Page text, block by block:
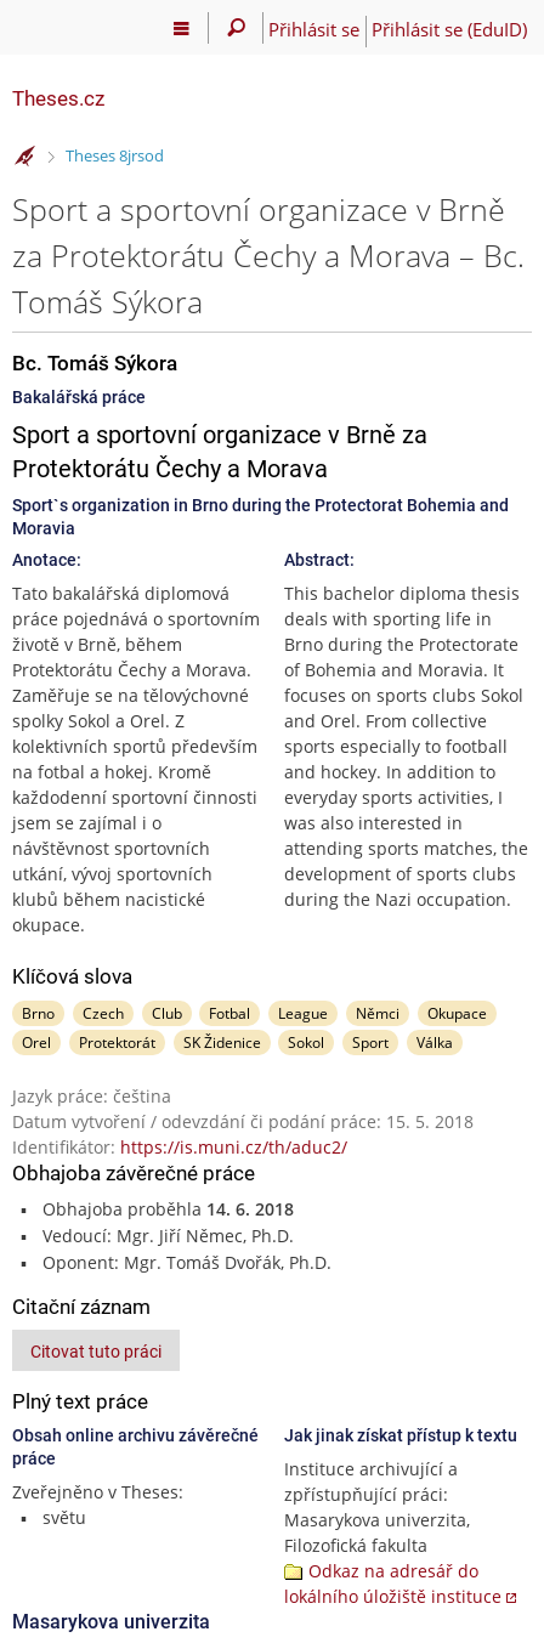
Přihlásit se Přihlásit se (EduID)
Theses.cz
>
Theses 8jrsod
Sport a sportovní organizace v Brně
za Protektorátu Čechy a Morava – Bc.
Tomáš Sýkora
Bc. Tomáš Sýkora
Bakalářská práce
Sport a sportovní organizace v Brně za
Protektorátu Čechy a Morava
Sport`s organization in Brno during the Protectorat Bohemia and
Moravia
Anotace:
Tato bakalářská diplomová
práce pojednává o sportovním
životě v Brně, během
Protektorátu Čechy a Morava.
Zaměřuje se na tělovýchovné
spolky Sokol a Orel. Z
kolektivních sportů především
na fotbal a hokej. Kromě
každodenní sportovní činnosti
jsem se zajímal i o
návštěvnost sportovních
utkání, vývoj sportovních
klubů během nacistické
okupace.
Abstract:
This bachelor diploma thesis
deals with sporting life in
Brno during the Protectorate
of Bohemia and Moravia. It
focuses on sports clubs Sokol
and Orel. From collective
sports especially to football
and hockey. In addition to
everyday sports activities, I
was also interested in
attending sports matches, the
development of sports clubs
during the Nazi occupation.
Klíčová slova
Brno Czech Club Fotbal League Němci
Okupace
Orel
Protektorát SK Židenice Sokol Sport Válka
Jazyk práce: čeština
Datum vytvoření / odevzdání či podání práce: 15. 5. 2018
Identifikátor: https://is.muni.cz/th/aduc2/
Obhajoba závěrečné práce
Obhajoba proběhla 14. 6. 2018
Vedoucí: Mgr. Jiří Němec, Ph.D.
Oponent: Mgr. Tomáš Dvořák, Ph.D.
Citační záznam
Citovat tuto práci
Plný text práce
Obsah online archivu závěrečné
práce
Zveřejněno v Theses:
světu
Jak jinak získat přístup k textu
Instituce archivující a
zpřístupňující práci:
Masarykova univerzita,
Filozofická fakulta
Odkaz na adresář do
lokálního úložiště instituce
Masarykova univerzita